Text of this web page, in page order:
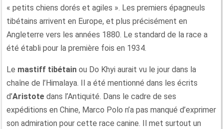
« petits chiens dorés et agiles ». Les premiers épagneuls
tibétains arrivent en Europe, et plus précisément en
Angleterre vers les années 1880. Le standard de la race a
été établi pour la première fois en 1934.
Le mastiff tibétain ou Do Khyi aurait vu le jour dans la
chaîne de l’Himalaya. Il a été mentionné dans les écrits
d’Aristote dans l’Antiquité. Dans le cadre de ses
expéditions en Chine, Marco Polo n’a pas manqué d’exprimer
son admiration pour cette race canine. Il met surtout un